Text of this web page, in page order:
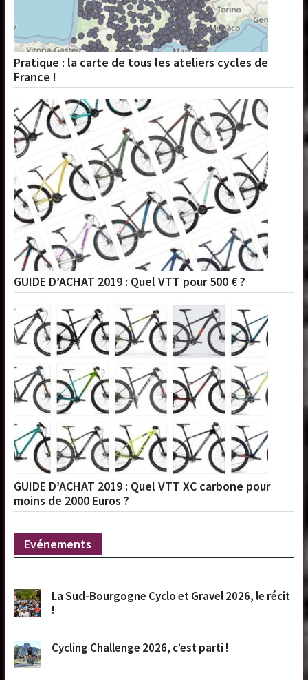
Pratique : la carte de tous les ateliers cycles de
France !
GUIDE D’ACHAT 2019 : Quel VTT pour 500 € ?
GUIDE D’ACHAT 2019 : Quel VTT XC carbone pour
moins de 2000 Euros ?
Evénements
La Sud-Bourgogne Cyclo et Gravel 2026, le récit
!
Cycling Challenge 2026, c’est parti !